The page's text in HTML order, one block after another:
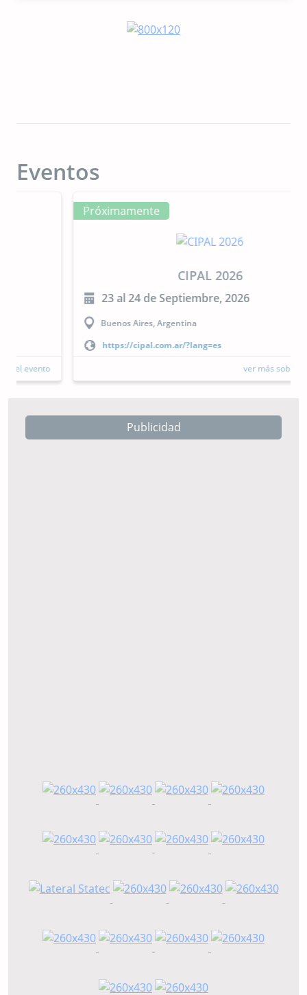
Eventos
Próximamente
CIPAL 2026
23 al 24 de Septiembre, 2026
Buenos Aires, Argentina
https://cipal.com.ar/?lang=es
ver más sobre el evento
Publicidad